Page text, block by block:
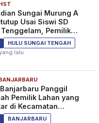
Sungai Murung A
Usai Siswi SD
Tenggelam, Pemilik
Polisi
HULU SUNGAI TENGAH
lalu
Panggil
Pemilik Lahan yang
di Kecamatan
BANJARBARU